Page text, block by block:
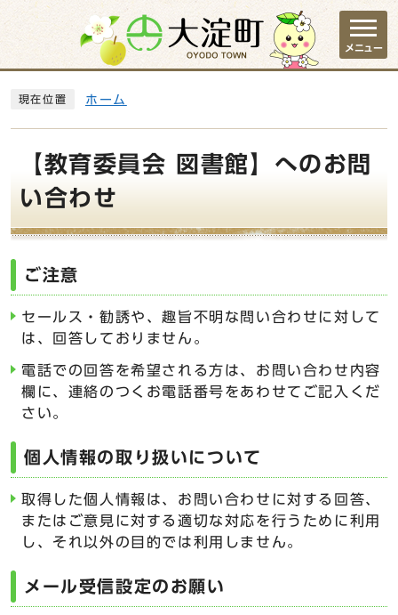
ページの先頭です
メニュー
現在位置 ホーム
【教育委員会 図書館】へのお問
い合わせ
ご注意
セールス・勧誘や、趣旨不明な問い合わせに対して
は、回答しておりません。
電話での回答を希望される方は、お問い合わせ内容
欄に、連絡のつくお電話番号をあわせてご記入くだ
さい。
個人情報の取り扱いについて
取得した個人情報は、お問い合わせに対する回答、
またはご意見に対する適切な対応を行うために利用
し、それ以外の目的では利用しません。
メール受信設定のお願い